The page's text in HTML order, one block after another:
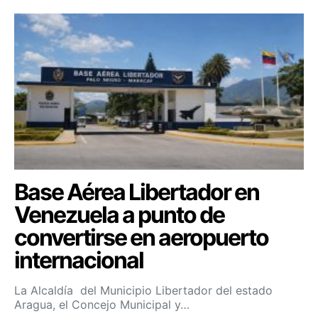
Base Aérea Libertador en
Venezuela a punto de
convertirse en aeropuerto
internacional
La Alcaldía del Municipio Libertador del estado
Aragua, el Concejo Municipal y…